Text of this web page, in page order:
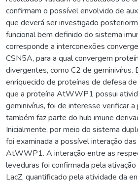
confirmam o possível envolvido de
que deverá ser investigado
funcional bem definido do sistema
corresponde a interconexões
CSN5A, para a qual convergem
divergentes, como C2 de geminivírus.
enriquecido de proteínas de defesa
que a proteína AtWWP1 possui
geminivírus, foi de interesse verificar
também faz parte do hub imune
Inicialmente, por meio do sistema
foi examinada a possível interação
AtWWP1. A interação entre as
leveduras foi confirmada pela
LacZ, quantificado pela atividade da